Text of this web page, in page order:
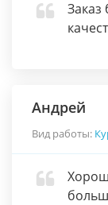
Заказ
Андрей
Вид работы: